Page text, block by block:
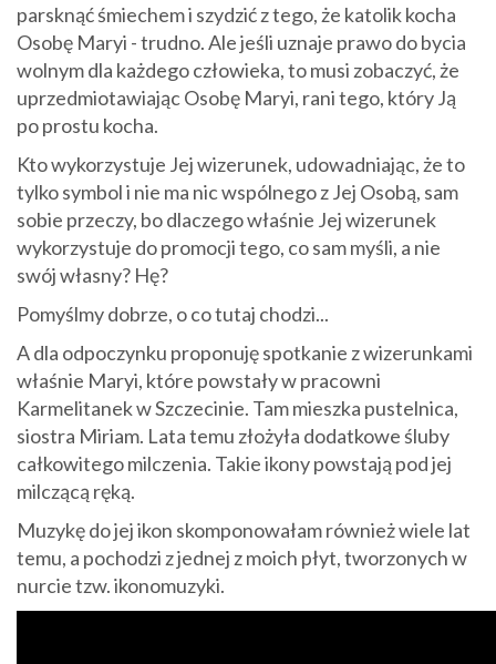
parsknąć śmiechem i szydzić z tego, że katolik kocha
Osobę Maryi - trudno. Ale jeśli uznaje prawo do bycia
wolnym dla każdego człowieka, to musi zobaczyć, że
uprzedmiotawiając Osobę Maryi, rani tego, który Ją
po prostu kocha.
Kto wykorzystuje Jej wizerunek, udowadniając, że to
tylko symbol i nie ma nic wspólnego z Jej Osobą, sam
sobie przeczy, bo dlaczego właśnie Jej wizerunek
wykorzystuje do promocji tego, co sam myśli, a nie
swój własny? Hę?
Pomyślmy dobrze, o co tutaj chodzi...
A dla odpoczynku proponuję spotkanie z wizerunkami
właśnie Maryi, które powstały w pracowni
Karmelitanek w Szczecinie. Tam mieszka pustelnica,
siostra Miriam. Lata temu złożyła dodatkowe śluby
całkowitego milczenia. Takie ikony powstają pod jej
milczącą ręką.
Muzykę do jej ikon skomponowałam również wiele lat
temu, a pochodzi z jednej z moich płyt, tworzonych w
nurcie tzw. ikonomuzyki.